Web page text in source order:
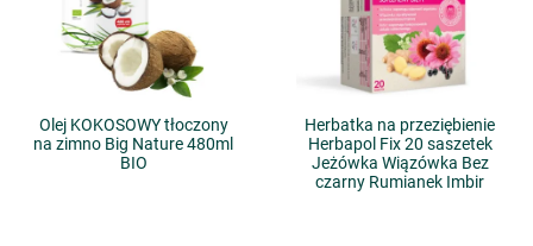
Olej KOKOSOWY tłoczony
na zimno Big Nature 480ml
BIO
Herbatka na przeziębienie
Herbapol Fix 20 saszetek
Jeżówka Wiązówka Bez
czarny Rumianek Imbir